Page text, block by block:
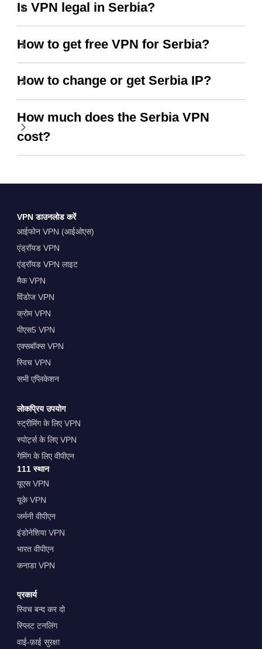
Is VPN legal in Serbia?
How to get free VPN for Serbia?
How to change or get Serbia IP?
How much does the Serbia VPN
cost?
VPN डाउनलोड करें
आईफोन VPN (आईओएस)
एंड्रॉयड VPN
एंड्रॉयड VPN लाइट
मैक VPN
विंडोज VPN
क्रोम VPN
पीएस5 VPN
एक्सबॉक्स VPN
स्विच VPN
सभी एप्लिकेशन
लोकप्रिय उपयोग
स्ट्रीमिंग के लिए VPN
स्पोर्ट्स के लिए VPN
गेमिंग के लिए वीपीएन
111 स्थान
यूएस VPN
यूके VPN
जर्मनी वीपीएन
इंडोनेशिया VPN
भारत वीपीएन
कनाडा VPN
प्रकार्य
स्विच बन्द कर दो
स्प्लिट टनलिंग
वाई-फ़ाई सुरक्षा